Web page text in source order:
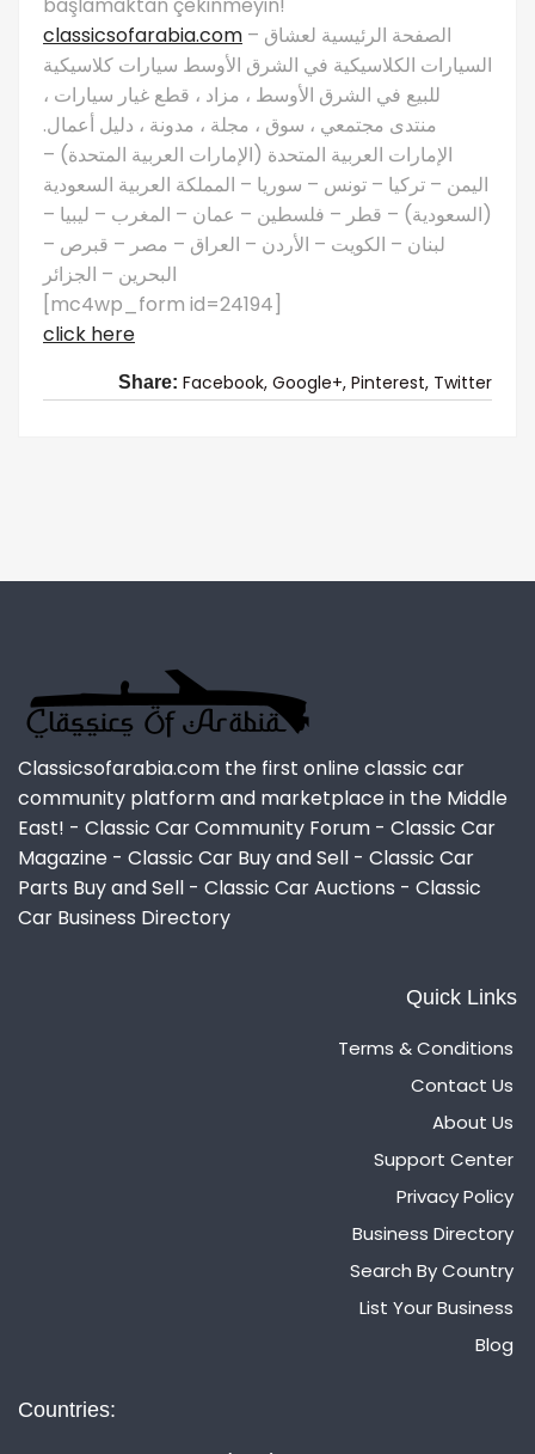
classicsofarabia.com – الصفحة الرئيسية لعشاق
السيارات الكلاسيكية في الشرق الأوسط سيارات كلاسيكية
للبيع في الشرق الأوسط ، مزاد ، قطع غيار سيارات ،
منتدى مجتمعي ، سوق ، مجلة ، مدونة ، دليل أعمال.
الإمارات العربية المتحدة (الإمارات العربية المتحدة) –
اليمن – تركيا – تونس – سوريا – المملكة العربية السعودية
(السعودية) – قطر – فلسطين – عمان – المغرب – ليبيا –
لبنان – الكويت – الأردن – العراق – مصر – قبرص –
البحرين – الجزائر
[mc4wp_form id=24194]
click here
Share: Facebook, Google+, Pinterest, Twitter
Classicsofarabia.com the first online classic car
community platform and marketplace in the Middle
East! - Classic Car Community Forum - Classic Car
Magazine - Classic Car Buy and Sell - Classic Car
Parts Buy and Sell - Classic Car Auctions - Classic
Car Business Directory
Quick Links
Terms & Conditions
Contact Us
About Us
Support Center
Privacy Policy
Business Directory
Search By Country
List Your Business
Blog
Countries: